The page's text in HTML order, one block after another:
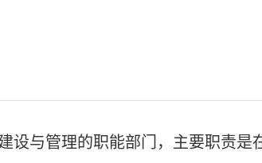
设与管理的职能部门，主要职责是